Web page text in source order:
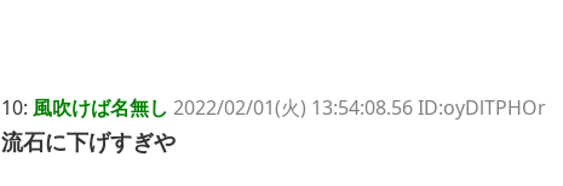
10: 風吹けば名無し 2022/02/01(火) 13:54:08.56 ID:oyDlTPHOr
流石に下げすぎや